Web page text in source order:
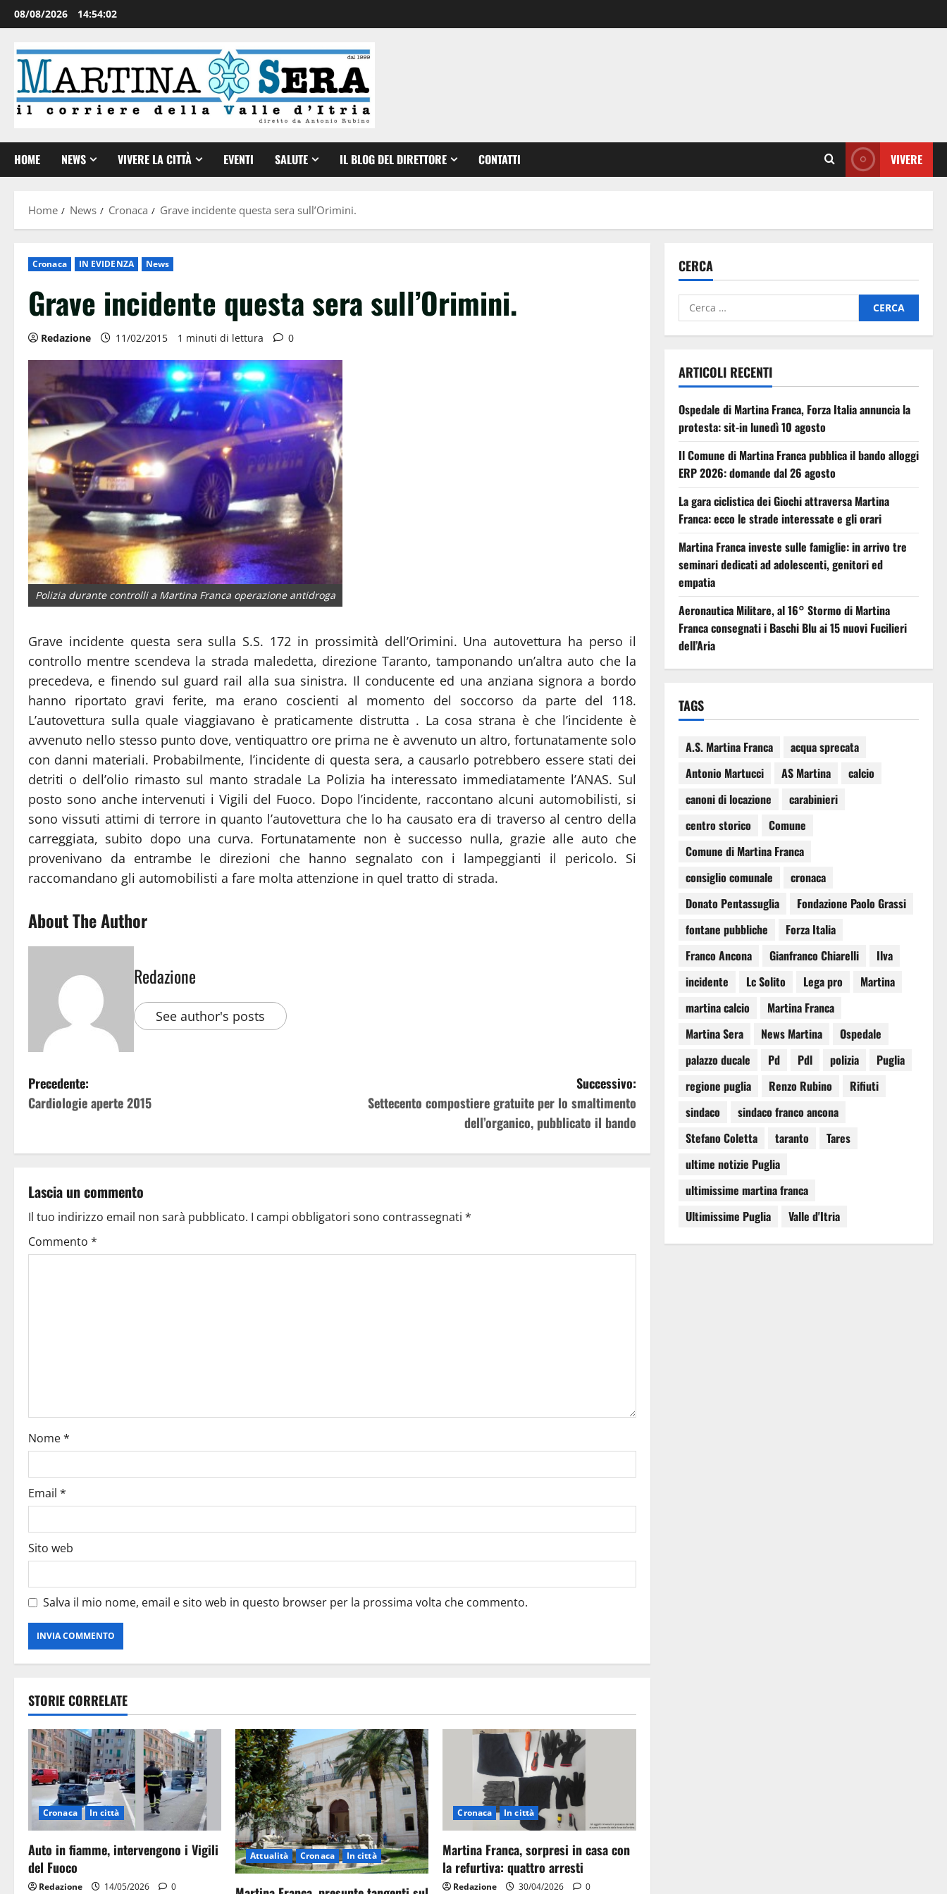
08/08/2026 14:54:03
HOME NEWS VIVERE LA CITTÀ EVENTI SALUTE IL BLOG DEL DIRETTORE CONTATTI VIVERE
Home News Cronaca Grave incidente questa sera sull’Orimini.
Cronaca IN EVIDENZA News
Grave incidente questa sera sull’Orimini.
Redazione 11/02/2015 1 minuti di lettura 0
Polizia durante controlli a Martina Franca operazione antidroga
Grave incidente questa sera sulla S.S. 172 in prossimità dell’Orimini. Una autovettura ha perso il
controllo mentre scendeva la strada maledetta, direzione Taranto, tamponando un’altra auto che la
precedeva, e finendo sul guard rail alla sua sinistra. Il conducente ed una anziana signora a bordo
hanno riportato gravi ferite, ma erano coscienti al momento del soccorso da parte del 118.
L’autovettura sulla quale viaggiavano è praticamente distrutta . La cosa strana è che l’incidente è
avvenuto nello stesso punto dove, ventiquattro ore prima ne è avvenuto un altro, fortunatamente solo
con danni materiali. Probabilmente, l’incidente di questa sera, a causarlo potrebbero essere stati dei
detriti o dell’olio rimasto sul manto stradale La Polizia ha interessato immediatamente l’ANAS. Sul
posto sono anche intervenuti i Vigili del Fuoco. Dopo l’incidente, raccontano alcuni automobilisti, si
sono vissuti attimi di terrore in quanto l’autovettura che lo ha causato era di traverso al centro della
carreggiata, subito dopo una curva. Fortunatamente non è successo nulla, grazie alle auto che
provenivano da entrambe le direzioni che hanno segnalato con i lampeggianti il pericolo. Si
raccomandano gli automobilisti a fare molta attenzione in quel tratto di strada.
About The Author
Redazione
See author's posts
Precedente:
Cardiologie aperte 2015
Successivo:
Settecento compostiere gratuite per lo smaltimento
dell’organico, pubblicato il bando
Lascia un commento
Il tuo indirizzo email non sarà pubblicato. I campi obbligatori sono contrassegnati *
Commento *
Nome*
Email *
Sito web
Salva il mio nome, email e sito web in questo browser per la prossima volta che commento.
STORIE CORRELATE
Cronaca In città
Auto in fiamme, intervengono i Vigili
del Fuoco
Redazione 14/05/2026 0
Attualità Cronaca In città
Cronaca In città
Martina Franca, sorpresi in casa con
la refurtiva: quattro arresti
Redazione 30/04/2026 0
CERCA
ARTICOLI RECENTI
Ospedale di Martina Franca, Forza Italia annuncia la
protesta: sit-in lunedì 10 agosto
Il Comune di Martina Franca pubblica il bando alloggi
ERP 2026: domande dal 26 agosto
La gara ciclistica dei Giochi attraversa Martina
Franca: ecco le strade interessate e gli orari
Martina Franca investe sulle famiglie: in arrivo tre
seminari dedicati ad adolescenti, genitori ed
empatia
Aeronautica Militare, al 16° Stormo di Martina
Franca consegnati i Baschi Blu ai 15 nuovi Fucilieri
dell’Aria
TAGS
A.S. Martina Franca
acqua sprecata
Antonio Martucci
AS Martina
calcio
canoni di locazione
carabinieri
centro storico
Comune
Comune di Martina Franca
consiglio comunale
cronaca
Donato Pentassuglia
Fondazione Paolo Grassi
fontane pubbliche
Forza Italia
Franco Ancona
Gianfranco Chiarelli
Ilva
incidente
Lc Solito Lega pro
Martina
martina calcio
Martina Franca
Martina Sera
News Martina
Ospedale
palazzo ducale
Pd Pdl polizia
Puglia
regione puglia
Renzo Rubino
Rifiuti
sindaco
sindaco franco ancona
Stefano Coletta
taranto
Tares
ultime notizie Puglia
ultimissime martina franca
Ultimissime Puglia
Valle d'Itria